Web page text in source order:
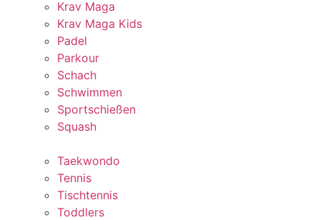
Krav Maga
Krav Maga Kids
Padel
Parkour
Schach
Schwimmen
Sportschießen
Squash
Taekwondo
Tennis
Tischtennis
Toddlers